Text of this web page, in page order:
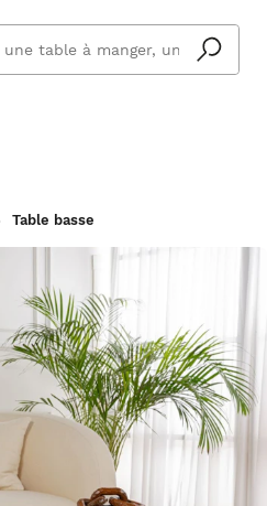
s'adapte
En savoir plus
Table basse